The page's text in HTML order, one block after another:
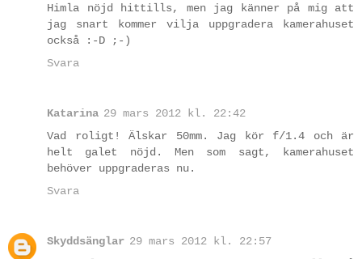
Himla nöjd hittills, men jag känner på mig att
jag snart kommer vilja uppgradera kamerahuset
också :-D ;-)
Svara
Katarina 29 mars 2012 kl. 22:42
Vad roligt! Älskar 50mm. Jag kör f/1.4 och är
helt galet nöjd. Men som sagt, kamerahuset
behöver uppgraderas nu.
Svara
Skyddsänglar 29 mars 2012 kl. 22:57